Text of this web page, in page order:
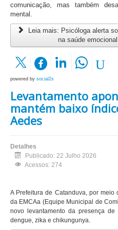
comunicação, mas também
mental.
Leia mais: Psicóloga alerta
na saúde
powered by social2s
Levantamento
mantém baixo
Aedes
Detalhes
Publicado: 22 Julho 2026
Acessos: 274
A Prefeitura de Catanduva, por
da EMCAa (Equipe Municipal de
novo levantamento da presença
dengue, zika e chikungunya.